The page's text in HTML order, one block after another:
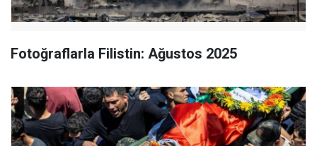
Fotoğraflarla Filistin: Ağustos 2025